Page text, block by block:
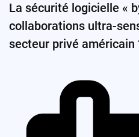
La sécurité logicielle «
collaborations ultra-
secteur privé américain